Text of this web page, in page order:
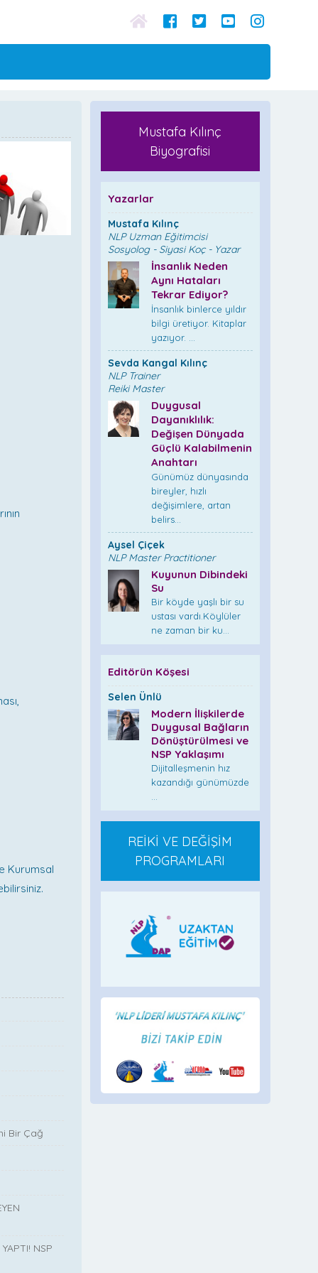
Kurumsal
Bir Çağ
NSP
Mustafa Kılınç
Biyografisi
Yazarlar
Mustafa Kılınç
NLP Uzman Eğitimcisi
Sosyolog - Siyasi Koç - Yazar
İnsanlık Neden
Aynı Hataları
Tekrar Ediyor?
İnsanlık binlerce yıldır
bilgi üretiyor. Kitaplar
yazıyor. ...
Sevda Kangal Kılınç
NLP Trainer
Reiki Master
Duygusal
Dayanıklılık:
Değişen Dünyada
Güçlü Kalabilmenin
Anahtarı
Günümüz dünyasında
bireyler, hızlı
değişimlere, artan
belirs...
Aysel Çiçek
NLP Master Practitioner
Kuyunun Dibindeki
Su
Bir köyde yaşlı bir su
ustası vardı.Köylüler
ne zaman bir ku...
Editörün Köşesi
Selen Ünlü
Modern İlişkilerde
Duygusal Bağların
Dönüştürülmesi ve
NSP Yaklaşımı
Dijitalleşmenin hız
kazandığı günümüzde
...
REİKİ VE DEĞİŞİM
PROGRAMLARI